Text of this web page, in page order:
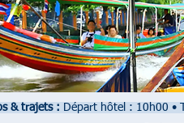
& trajets : Départ hôtel : 10h00 •